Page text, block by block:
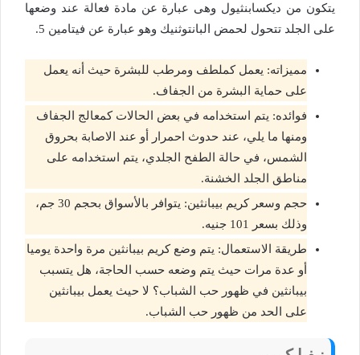
يتكون من ديكسابنثيول وهى عبارة عن مادة فعالة عند وضعها
على الجلد تتحول لحمض البانتوثنيك وهو عبارة عن فيتامين 5.
مميزاته: يعمل كملطف ومرطب للبشرة حيث أنه يعمل
على حماية البشرة من الجفاف.
فوائده: يتم استخدامه في بعض الحالات كمعالج الجفاف
ومنها ما يلي، عند حدوث احمرار أو عند الاصابة بحروق
الشمس، في حالة الطفح الجلدي، يتم استخدامه على
مناطق الجلد الخشنة.
حجم وسعر كريم بيبانثين: يتوافر بالأسواق بحجم 30 جم،
وذلك بسعر 101 جنيه.
طريقة الاستعمال: يتم وضع كريم بيبانثين مرة واحدة يوميا
أو عدة مرات حيث يتم وضعه حسب الحاجة، هل يتسبب
بيبانثين في ظهور حب الشباب؟ لا حيث يعمل بيبانثين
على الحد من ظهور حب الشباب.